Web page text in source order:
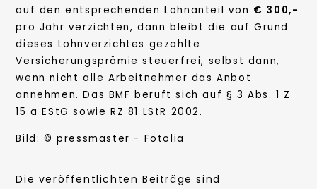
auf den entsprechenden Lohnanteil von € 300,-
pro Jahr verzichten, dann bleibt die auf Grund
dieses Lohnverzichtes gezahlte
Versicherungsprämie steuerfrei, selbst dann,
wenn nicht alle Arbeitnehmer das Anbot
annehmen. Das BMF beruft sich auf § 3 Abs. 1 Z
15 a EStG sowie RZ 81 LStR 2002.
Bild: © pressmaster - Fotolia
Die veröffentlichten Beiträge sind